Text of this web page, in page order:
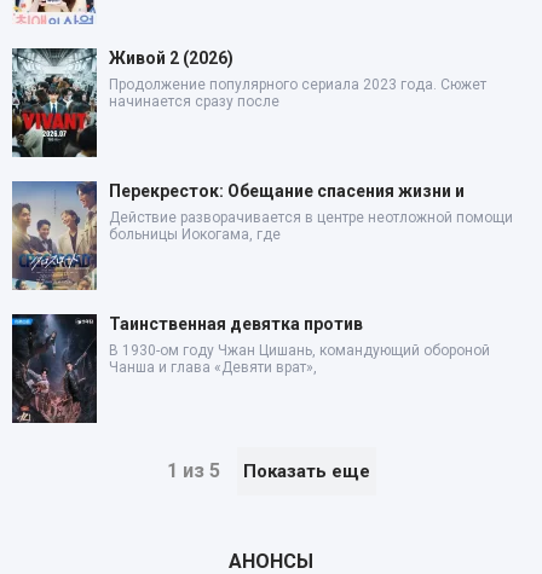
Живой 2 (2026)
Продолжение популярного сериала 2023 года. Сюжет
начинается сразу после
Перекресток: Обещание спасения жизни и
Действие разворачивается в центре неотложной помощи
больницы Иокогама, где
Таинственная девятка против
В 1930-ом году Чжан Цишань, командующий обороной
Чанша и глава «Девяти врат»,
1 из 5 Показать еще
АНОНСЫ